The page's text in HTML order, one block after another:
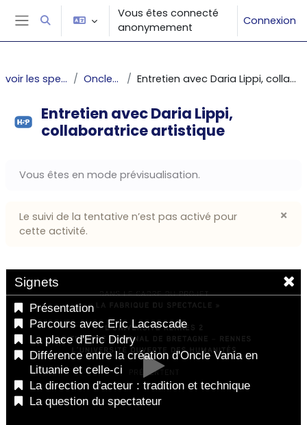
Passer au contenu principal
Panneau latéral
Activer/désactiver la saisie de recherche
Vous êtes connecté
anonymement
Connexion
voir les spectacles Oncle Vania Entretien avec Daria Lippi, collaboratrice artistique
Entretien avec Daria Lippi,
collaboratrice artistique
Vous êtes en mode prévisualisation.
Le suivi de la tentative n’est pas activé pour
cette activité.
×